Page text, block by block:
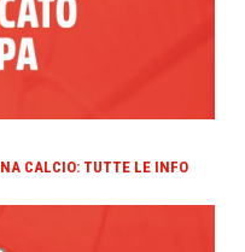
CALCIO: TUTTE LE INFO